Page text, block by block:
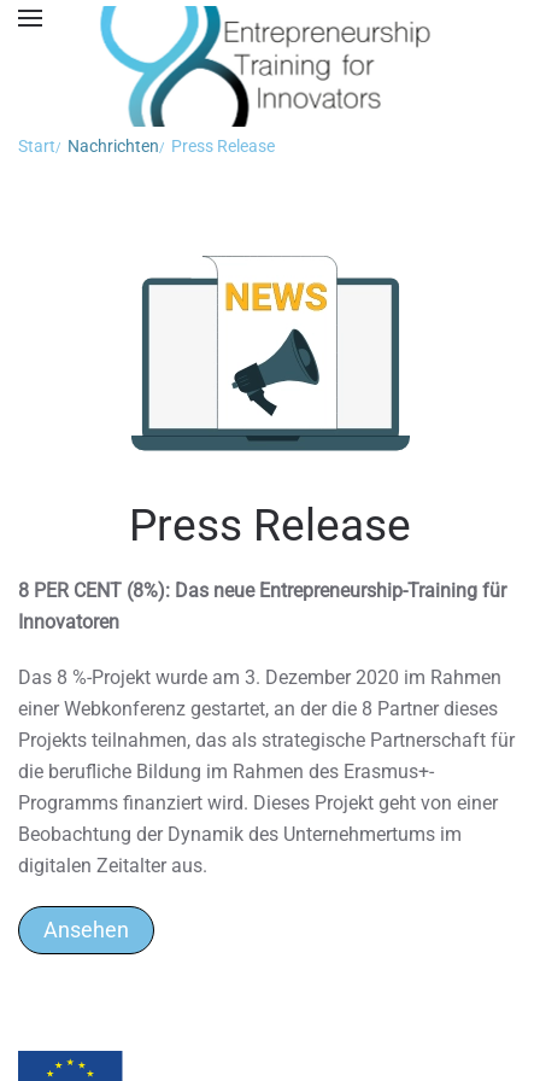
Start Nachrichten Press Release
Press Release
8 PER CENT (8%): Das neue Entrepreneurship-Training für
Innovatoren
Das 8 %-Projekt wurde am 3. Dezember 2020 im Rahmen
einer Webkonferenz gestartet, an der die 8 Partner dieses
Projekts teilnahmen, das als strategische Partnerschaft für
die berufliche Bildung im Rahmen des Erasmus+-
Programms finanziert wird. Dieses Projekt geht von einer
Beobachtung der Dynamik des Unternehmertums im
digitalen Zeitalter aus.
Ansehen